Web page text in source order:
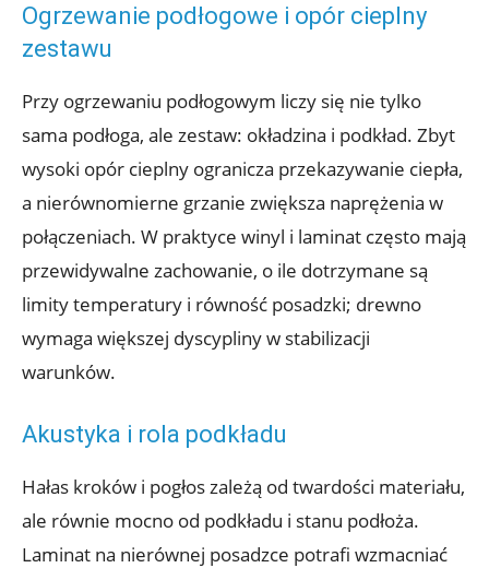
Ogrzewanie podłogowe i opór cieplny
zestawu
Przy ogrzewaniu podłogowym liczy się nie tylko
sama podłoga, ale zestaw: okładzina i podkład. Zbyt
wysoki opór cieplny ogranicza przekazywanie ciepła,
a nierównomierne grzanie zwiększa naprężenia w
połączeniach. W praktyce winyl i laminat często mają
przewidywalne zachowanie, o ile dotrzymane są
limity temperatury i równość posadzki; drewno
wymaga większej dyscypliny w stabilizacji
warunków.
Akustyka i rola podkładu
Hałas kroków i pogłos zależą od twardości materiału,
ale równie mocno od podkładu i stanu podłoża.
Laminat na nierównej posadzce potrafi wzmacniać